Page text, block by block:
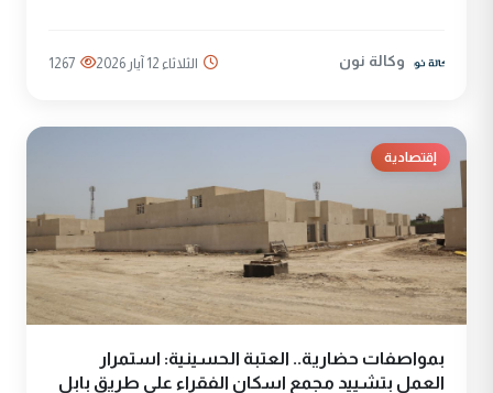
وكالة نون الثلاثاء 12 آيار 2026 1267
إقتصادية
بمواصفات حضارية.. العتبة الحسينية: استمرار
العمل بتشييد مجمع اسكان الفقراء على طريق بابل